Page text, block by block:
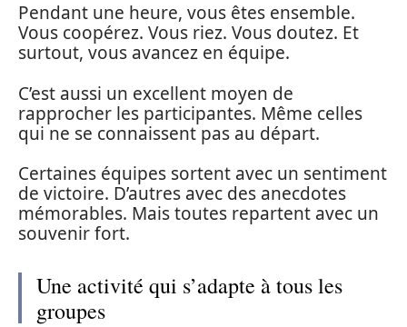
Pendant une heure, vous êtes ensemble.
Vous coopérez. Vous riez. Vous doutez. Et
surtout, vous avancez en équipe.
C’est aussi un excellent moyen de
rapprocher les participantes. Même celles
qui ne se connaissent pas au départ.
Certaines équipes sortent avec un sentiment
de victoire. D’autres avec des anecdotes
mémorables. Mais toutes repartent avec un
souvenir fort.
Une activité qui s’adapte à tous les
groupes